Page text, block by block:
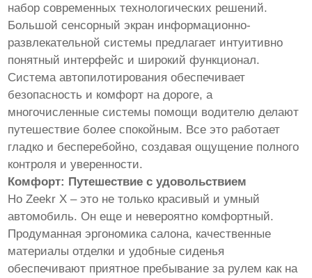
набор современных технологических решений.
Большой сенсорный экран информационно-
развлекательной системы предлагает интуитивно
понятный интерфейс и широкий функционал.
Система автопилотирования обеспечивает
безопасность и комфорт на дороге, а
многочисленные системы помощи водителю делают
путешествие более спокойным. Все это работает
гладко и бесперебойно, создавая ощущение полного
контроля и уверенности.
Комфорт: Путешествие с удовольствием
Но Zeekr X – это не только красивый и умный
автомобиль. Он еще и невероятно комфортный.
Продуманная эргономика салона, качественные
материалы отделки и удобные сиденья
обеспечивают приятное пребывание за рулем как на